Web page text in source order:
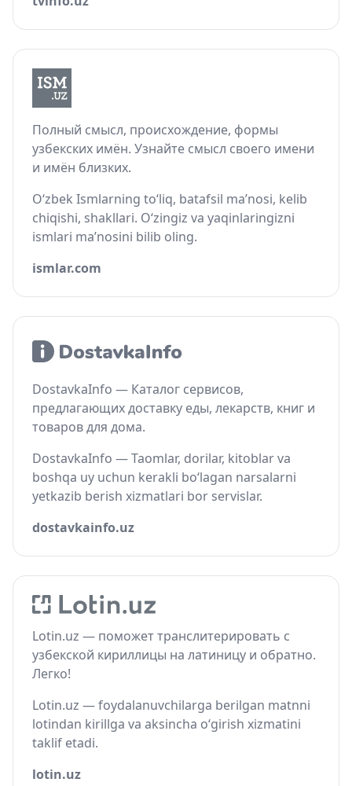
Полный смысл, происхождение, формы
узбекских имён. Узнайте смысл своего имени
и имён близких.
O‘zbek Ismlarning to‘liq, batafsil ma’nosi, kelib
chiqishi, shakllari. O‘zingiz va yaqinlaringizni
ismlari ma’nosini bilib oling.
ismlar.com
DostavkaInfo — Каталог сервисов,
предлагающих доставку еды, лекарств, книг и
товаров для дома.
DostavkaInfo — Taomlar, dorilar, kitoblar va
boshqa uy uchun kerakli bo‘lagan narsalarni
yetkazib berish xizmatlari bor servislar.
dostavkainfo.uz
Lotin.uz — поможет транслитерировать с
узбекской кириллицы на латиницу и обратно.
Легко!
Lotin.uz — foydalanuvchilarga berilgan matnni
lotindan kirillga va aksincha o‘girish xizmatini
taklif etadi.
lotin.uz